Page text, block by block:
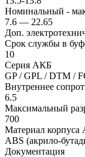
Номинальный -
7.6 — 22.65
Доп.
Срок службы в
10
Серия АКБ
GP / GPL / DTM /
Внутреннее
6.5
Максимальный
700
Материал
ABS (акрило-
Документация